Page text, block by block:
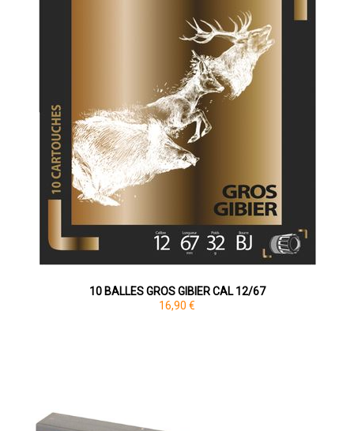
10 BALLES GROS GIBIER CAL 12/67
16,90 €